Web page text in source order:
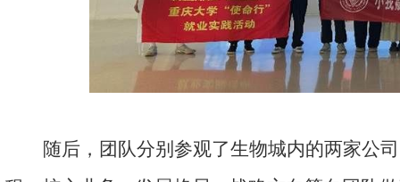
随后，团队分别参观了生物城内的两家公